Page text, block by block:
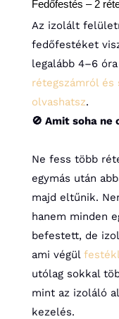
Fedőfestés – 2
Az izolált
fedőfestéket
legalább 4–6
rétegszámról és
olvashatsz.
🚫 Amit soha ne
Ne fess több
egymás után
majd eltűnik.
hanem minden
befestett, de
ami végül
utólag sokkal
mint az izoláló
kezelés.